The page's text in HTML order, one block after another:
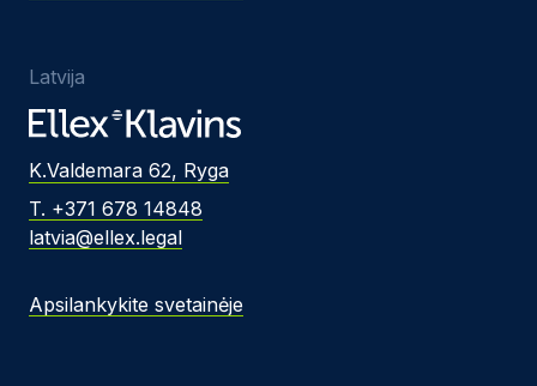
Latvija
K.Valdemara 62, Ryga
T. +371 678 14848
latvia@ellex.legal
Apsilankykite svetainėje